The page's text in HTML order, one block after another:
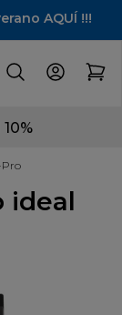
AQUÍ !!!
Pro
ideal